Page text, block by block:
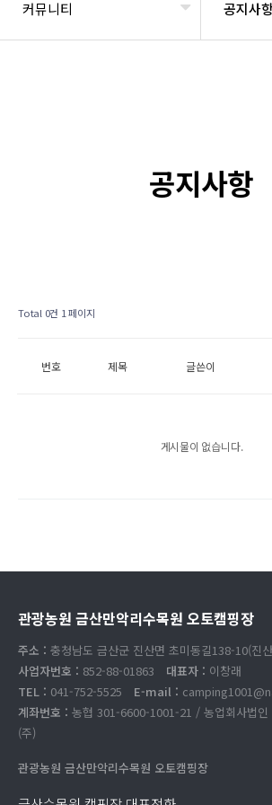
커뮤니티 공지사
공지사항
Total 0건 1 페이지
번호 제목 글쓴이
게시물이 없습니다.
관광농원 금산만악리수목원 오토캠핑장
주소 : 충청남도 금산군 진산면 초미동길138-10(진
사업자번호 : 852-88-01863 대표자 : 이창래
TEL : 041-752-5525 E-mail :
계좌번호 : 농협 301-6600-1001-21 / 농업회사법인
(주)
관광농원 금산만악리수목원 오토캠핑장